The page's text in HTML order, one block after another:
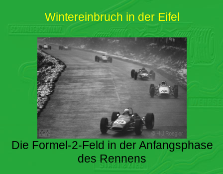
Wintereinbruch in der Eifel
Die Formel-2-Feld in der Anfangsphase
des Rennens